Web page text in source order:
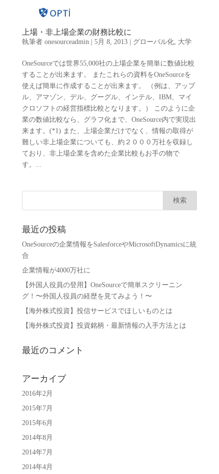
上場・非上場企業の財務比較に
執筆者 onesourceadmin| 5月 8, 2013| グローバル化, 大学
OneSourceでは世界55,000社の上場企業を簡単に数値比較
することが出来ます。 またこれらの資料をOneSourceを
使えば簡単に作成することが出来ます。 （例は、アップ
ル、アマゾン、デル、グーグル、インテル、IBM、マイ
クロソフトの経営指標比較となります。） このように企
業の数値比較なら、グラフ化まで、OneSource内で実現出
来ます。(*1) また、上場企業だけでなく、情報の取得が
難しい非上場企業についても、約２０００万社を収録し
ており、非上場企業を含めた企業比較もお手の物で
す。...
最近の投稿
OneSourceの企業情報をSalesforceやMicrosoftDynamicsに統
合
企業情報が4000万社に
【外国人役員の登用】OneSourceで簡単スクリーニン
グ！〜外国人役員の経歴を見てみよう！〜
【海外株式投資】投信サービスでほしいものとは
【海外株式投資】投資銘柄・最新情報の入手方法とは
最近のコメント
アーカイブ
2016年2月
2015年7月
2015年6月
2014年8月
2014年7月
2014年4月